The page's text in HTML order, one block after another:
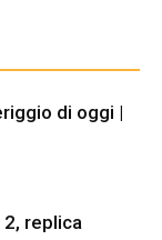
di oggi |
replica